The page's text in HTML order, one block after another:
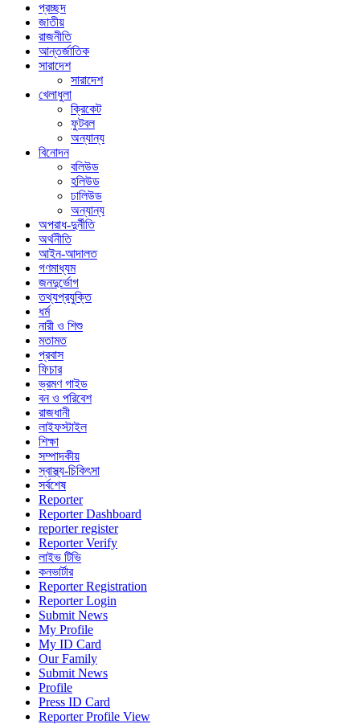
প্রচ্ছদ
জাতীয়
রাজনীতি
আন্তর্জাতিক
সারাদেশ
সারাদেশ
খেলাধুলা
ক্রিকেট
ফুটবল
অন্যান্য
বিনোদন
বলিউড
হলিউড
ঢালিউড
অন্যান্য
অপরাধ-দুর্নীতি
অর্থনীতি
আইন-আদালত
গণমাধ্যম
জনদুর্ভোগ
তথ্যপ্রযুক্তি
ধর্ম
নারী ও শিশু
মতামত
প্রবাস
ফিচার
ভ্রমণ গাইড
বন ও পরিবেশ
রাজধানী
লাইফস্টাইল
শিক্ষা
সম্পাদকীয়
স্বাস্থ্য-চিকিৎসা
সর্বশেষ
Reporter
Reporter Dashboard
reporter register
Reporter Verify
লাইভ টিভি
কনভার্টার
Reporter Registration
Reporter Login
Submit News
My Profile
My ID Card
Our Family
Submit News
Profile
Press ID Card
Reporter Profile View